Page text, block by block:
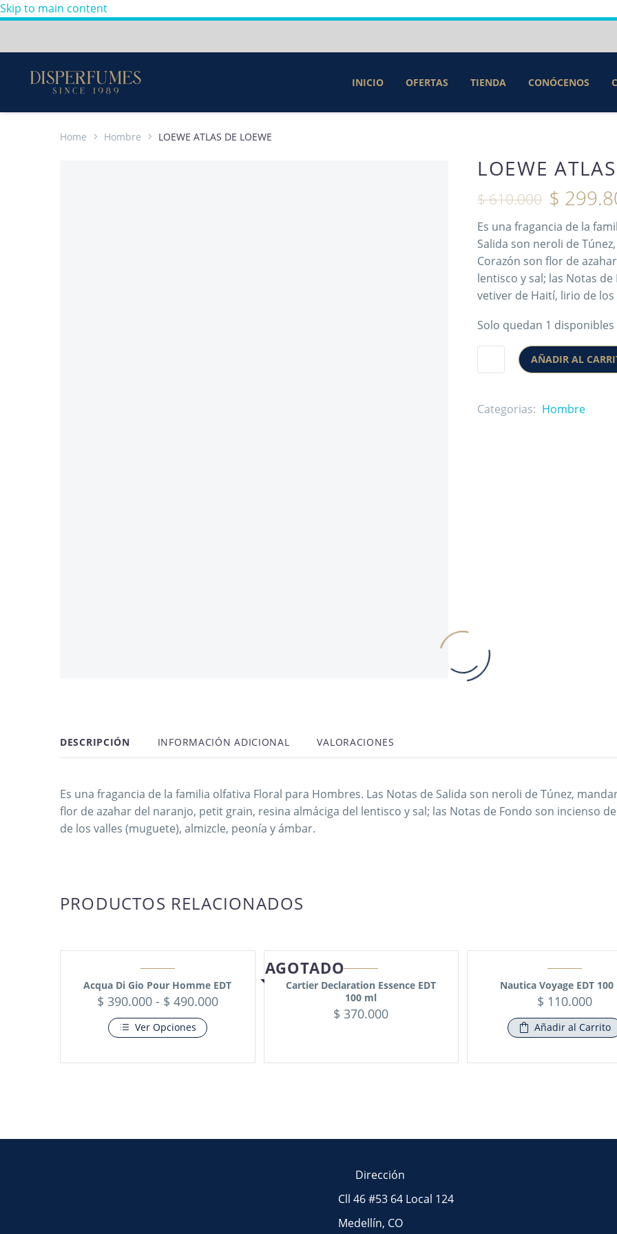
Skip to main content
INICIO OFERTAS TIENDA CONÓCENOS
Home Hombre LOEWE ATLAS DE LOEWE
LOEWE
$610.000 $
Es una fragancia de la
Salida son neroli de
Corazón son flor de
lentisco y sal; las Notas
vetiver de Haití, lirio de
Solo quedan 1 disponibles
AÑADIR AL
Categorias: Hombre
DESCRIPCIÓN INFORMACIÓN ADICIONAL VALORACIONES
Es una fragancia de la familia olfativa Floral para Hombres. Las Notas de Salida son neroli de Túnez,
flor de azahar del naranjo, petit grain, resina almáciga del lentisco y sal; las Notas de Fondo son incienso
de los valles (muguete), almizcle, peonía y ámbar.
PRODUCTOS RELACIONADOS
Acqua Di Gio Pour Homme EDT
$ 390.000 - $ 490.000
Ver Opciones
AGOTADO
Cartier Declaration Essence EDT
100 ml
$ 370.000
Nautica Voyage EDT
$ 110.000
Añadir al Carrito
Dirección
Cll 46 #53 64 Local 124
Medellín, CO